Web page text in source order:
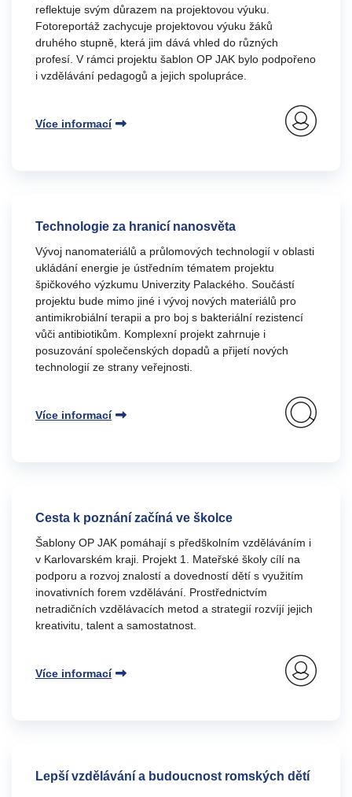
reflektuje svým důrazem na projektovou výuku.
Fotoreportáž zachycuje projektovou výuku žáků
druhého stupně, která jim dává vhled do různých
profesí. V rámci projektu šablon OP JAK bylo podpořeno
i vzdělávání pedagogů a jejich spolupráce.
Více informací
Technologie za hranicí nanosvěta
Vývoj nanomateriálů a průlomových technologií v oblasti
ukládání energie je ústředním tématem projektu
špičkového výzkumu Univerzity Palackého. Součástí
projektu bude mimo jiné i vývoj nových materiálů pro
antimikrobiální terapii a pro boj s bakteriální rezistencí
vůči antibiotikům. Komplexní projekt zahrnuje i
posuzování společenských dopadů a přijetí nových
technologií ze strany veřejnosti.
Více informací
Cesta k poznání začíná ve školce
Šablony OP JAK pomáhají s předškolním vzděláváním i
v Karlovarském kraji. Projekt 1. Mateřské školy cílí na
podporu a rozvoj znalostí a dovedností dětí s využitím
inovativních forem vzdělávání. Prostřednictvím
netradičních vzdělávacích metod a strategií rozvíjí jejich
kreativitu, talent a samostatnost.
Více informací
Lepší vzdělávání a budoucnost romských dětí